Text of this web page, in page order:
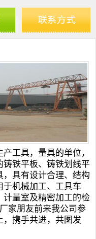
工具，量具的单位，
铸铁平板、 铸铁划线平
，具有设计合理、结构
机械加工、工具车
计量室及精密加工的检
家朋友前来我公司参
携手共进，共图发